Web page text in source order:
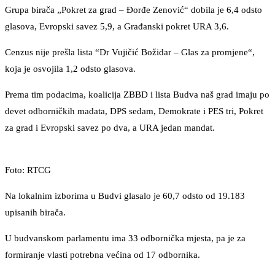
Grupa birača „Pokret za grad – Đorđe Zenović“ dobila je 6,4 odsto
glasova, Evropski savez 5,9, a Građanski pokret URA 3,6.
Cenzus nije prešla lista “Dr Vujičić Božidar – Glas za promjene“,
koja je osvojila 1,2 odsto glasova.
Prema tim podacima, koalicija ZBBD i lista Budva naš grad imaju po
devet odborničkih madata, DPS sedam, Demokrate i PES tri, Pokret
za grad i Evropski savez po dva, a URA jedan mandat.
Foto: RTCG
Na lokalnim izborima u Budvi glasalo je 60,7 odsto od 19.183
upisanih birača.
U budvanskom parlamentu ima 33 odbornička mjesta, pa je za
formiranje vlasti potrebna većina od 17 odbornika.